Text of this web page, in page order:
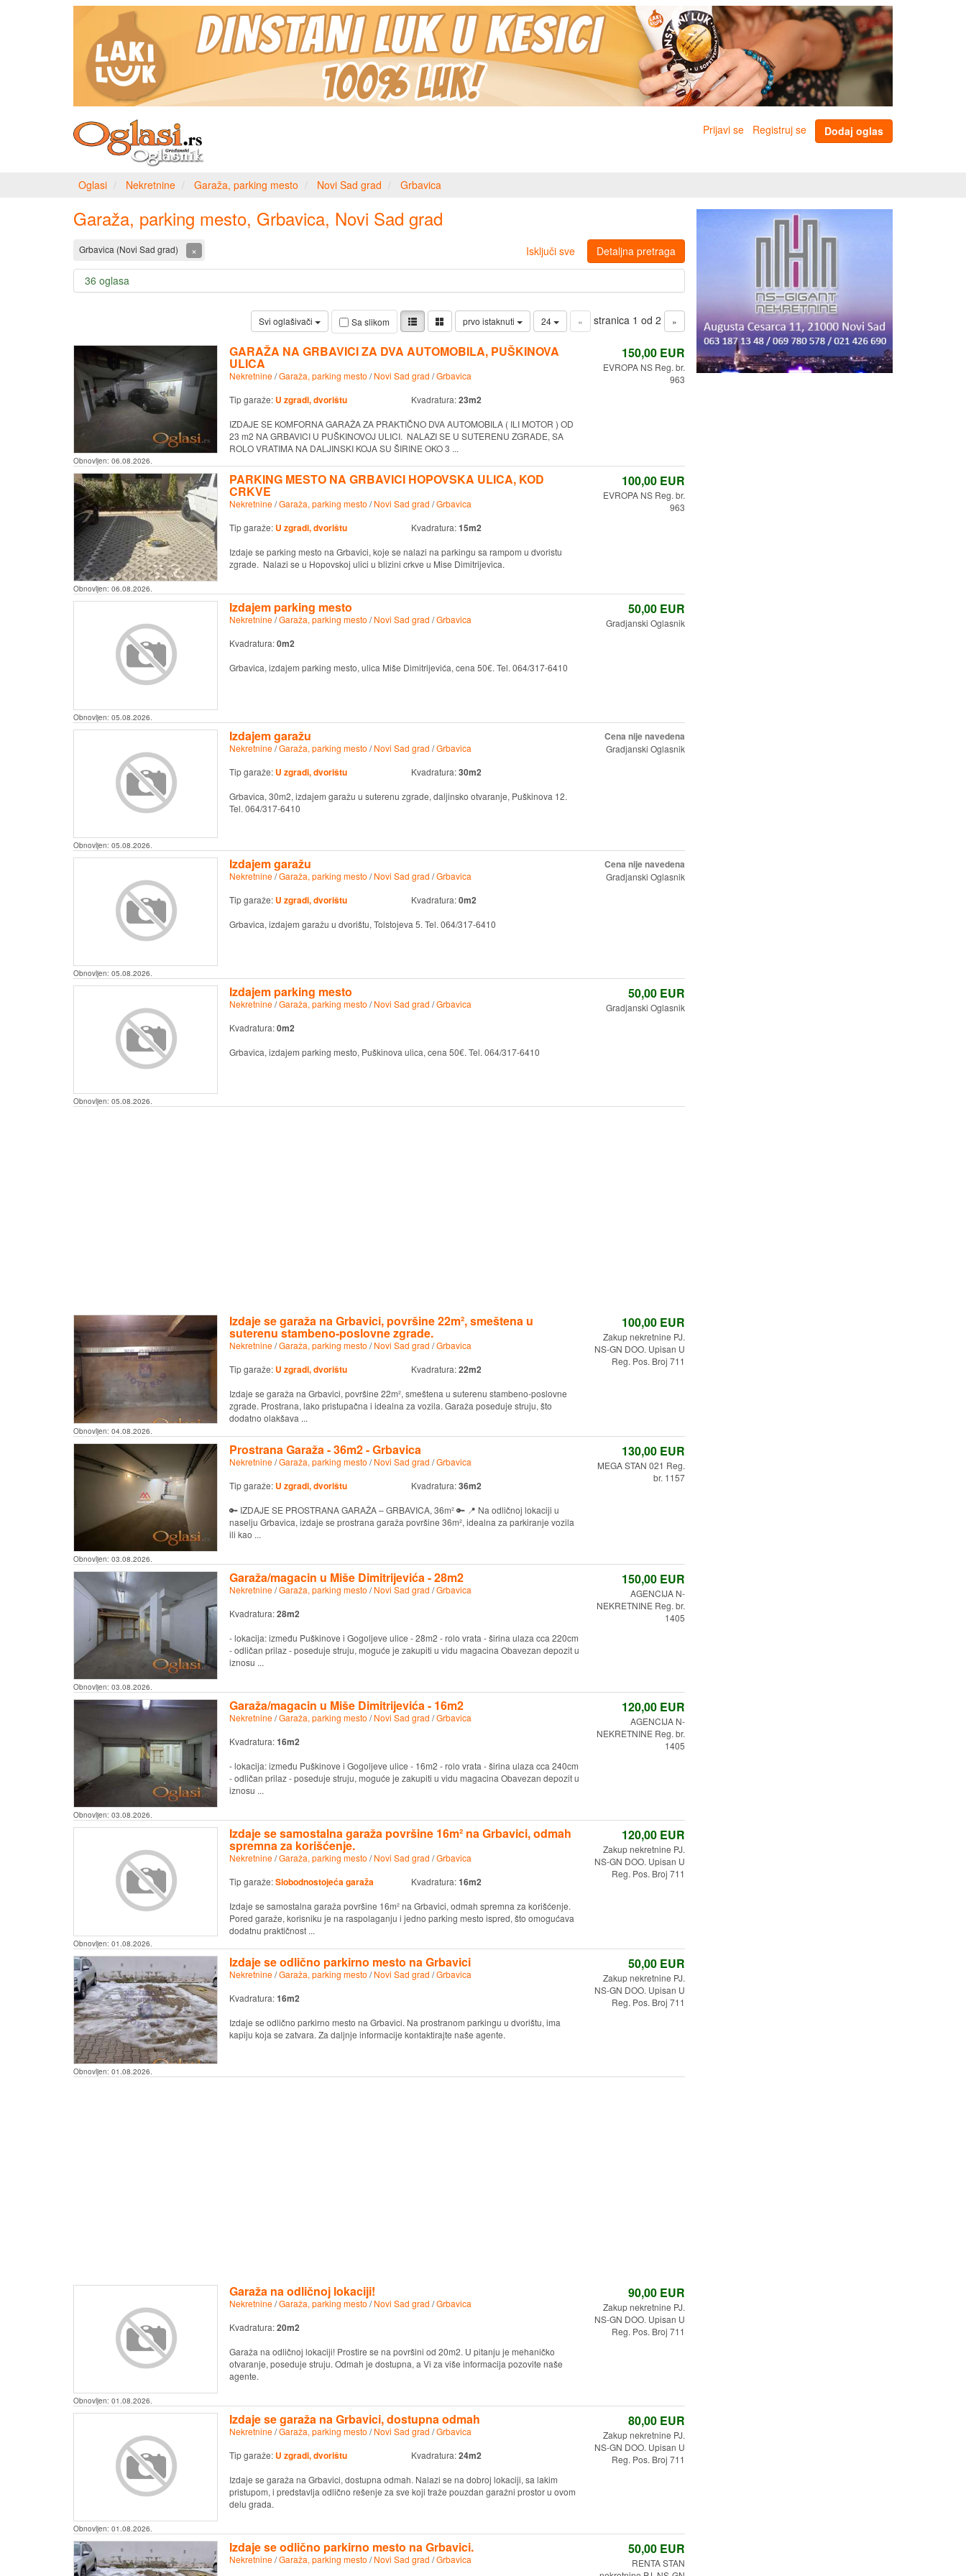
Prijavi se Registruj se Dodaj oglas
Oglasi Nekretnine Garaža, parking mesto Novi Sad grad Grbavica
Garaža, parking mesto, Grbavica, Novi Sad grad
Grbavica (Novi Sad grad) × Isključi sve Detaljna pretraga
36 oglasa
Svi oglašivači Sa slikom prvo istaknuti 24 « stranica 1 od 2 »
Obnovljen: 06.08.2026.
GARAŽA NA GRBAVICI ZA DVA AUTOMOBILA, PUŠKINOVA
ULICA
Nekretnine/Garaža, parking mesto /Novi Sad grad /Grbavica
Tip garaže: U zgradi, dvorištu Kvadratura:23m2
IZDAJE SE KOMFORNA GARAŽA ZA PRAKTIČNO DVA AUTOMOBILA ( ILI MOTOR ) OD
23 m2 NA GRBAVICI U PUŠKINOVOJ ULICI. NALAZI SE U SUTERENU ZGRADE, SA
ROLO VRATIMA NA DALJINSKI KOJA SU ŠIRINE OKO 3 ...
150,00EUR
EVROPA NS Reg. br.
963
Obnovljen: 06.08.2026.
PARKING MESTO NA GRBAVICI HOPOVSKA ULICA, KOD
CRKVE
Nekretnine/Garaža, parking mesto /Novi Sad grad /Grbavica
Tip garaže: U zgradi, dvorištu Kvadratura:15m2
Izdaje se parking mesto na Grbavici, koje se nalazi na parkingu sa rampom u dvoristu
zgrade. Nalazi se u Hopovskoj ulici u blizini crkve u Mise Dimitrijevica.
100,00EUR
EVROPA NS Reg. br.
963
Obnovljen: 05.08.2026.
Izdajem parking mesto
Nekretnine/Garaža, parking mesto /Novi Sad grad /Grbavica
Kvadratura:0m2
Grbavica, izdajem parking mesto, ulica Miše Dimitrijevića, cena 50€. Tel. 064/317-6410
50,00EUR
Gradjanski Oglasnik
Obnovljen: 05.08.2026.
Izdajem garažu
Nekretnine/Garaža, parking mesto /Novi Sad grad /Grbavica
Tip garaže: U zgradi, dvorištu Kvadratura:30m2
Grbavica, 30m2, izdajem garažu u suterenu zgrade, daljinsko otvaranje, Puškinova 12.
Tel. 064/317-6410
Cena nije navedena
Gradjanski Oglasnik
Obnovljen: 05.08.2026.
Izdajem garažu
Nekretnine/Garaža, parking mesto /Novi Sad grad /Grbavica
Tip garaže: U zgradi, dvorištu Kvadratura:0m2
Grbavica, izdajem garažu u dvorištu, Tolstojeva 5. Tel. 064/317-6410
Cena nije navedena
Gradjanski Oglasnik
Obnovljen: 05.08.2026.
Izdajem parking mesto
Nekretnine/Garaža, parking mesto /Novi Sad grad /Grbavica
Kvadratura:0m2
Grbavica, izdajem parking mesto, Puškinova ulica, cena 50€. Tel. 064/317-6410
50,00EUR
Gradjanski Oglasnik
Obnovljen: 04.08.2026.
Izdaje se garaža na Grbavici, površine 22m², smeštena u
suterenu stambeno-poslovne zgrade.
Nekretnine/Garaža, parking mesto /Novi Sad grad /Grbavica
Tip garaže: U zgradi, dvorištu Kvadratura:22m2
Izdaje se garaža na Grbavici, površine 22m², smeštena u suterenu stambeno-poslovne
zgrade. Prostrana, lako pristupačna i idealna za vozila. Garaža poseduje struju, što
dodatno olakšava ...
100,00EUR
Zakup nekretnine PJ.
NS-GN DOO. Upisan U
Reg. Pos. Broj 711
Obnovljen: 03.08.2026.
Prostrana Garaža - 36m2 - Grbavica
Nekretnine/Garaža, parking mesto /Novi Sad grad /Grbavica
Tip garaže: U zgradi, dvorištu Kvadratura:36m2
🔑 IZDAJE SE PROSTRANA GARAŽA – GRBAVICA, 36m² 🔑 📍 Na odličnoj lokaciji u
naselju Grbavica, izdaje se prostrana garaža površine 36m², idealna za parkiranje vozila
ili kao ...
130,00EUR
MEGA STAN 021 Reg.
br. 1157
Obnovljen: 03.08.2026.
Garaža/magacin u Miše Dimitrijevića - 28m2
Nekretnine/Garaža, parking mesto /Novi Sad grad /Grbavica
Kvadratura:28m2
- lokacija: između Puškinove i Gogoljeve ulice - 28m2 - rolo vrata - širina ulaza cca 220cm
- odličan prilaz - poseduje struju, moguće je zakupiti u vidu magacina Obavezan depozit u
iznosu ...
150,00EUR
AGENCIJA N-
NEKRETNINE Reg. br.
1405
Obnovljen: 03.08.2026.
Garaža/magacin u Miše Dimitrijevića - 16m2
Nekretnine/Garaža, parking mesto /Novi Sad grad /Grbavica
Kvadratura:16m2
- lokacija: između Puškinove i Gogoljeve ulice - 16m2 - rolo vrata - širina ulaza cca 240cm
- odličan prilaz - poseduje struju, moguće je zakupiti u vidu magacina Obavezan depozit u
iznosu ...
120,00EUR
AGENCIJA N-
NEKRETNINE Reg. br.
1405
Obnovljen: 01.08.2026.
Izdaje se samostalna garaža površine 16m² na Grbavici, odmah
spremna za korišćenje.
Nekretnine/Garaža, parking mesto /Novi Sad grad /Grbavica
Tip garaže:Slobodnostojeća garaža Kvadratura:16m2
Izdaje se samostalna garaža površine 16m² na Grbavici, odmah spremna za korišćenje.
Pored garaže, korisniku je na raspolaganju i jedno parking mesto ispred, što omogućava
dodatnu praktičnost ...
120,00EUR
Zakup nekretnine PJ.
NS-GN DOO. Upisan U
Reg. Pos. Broj 711
Obnovljen: 01.08.2026.
Izdaje se odlično parkirno mesto na Grbavici
Nekretnine/Garaža, parking mesto /Novi Sad grad /Grbavica
Kvadratura:16m2
Izdaje se odlično parkirno mesto na Grbavici. Na prostranom parkingu u dvorištu, ima
kapiju koja se zatvara. Za daljnje informacije kontaktirajte naše agente.
50,00EUR
Zakup nekretnine PJ.
NS-GN DOO. Upisan U
Reg. Pos. Broj 711
Obnovljen: 01.08.2026.
Garaža na odličnoj lokaciji!
Nekretnine/Garaža, parking mesto /Novi Sad grad /Grbavica
Kvadratura:20m2
Garaža na odličnoj lokaciji! Prostire se na površini od 20m2. U pitanju je mehaničko
otvaranje, poseduje struju. Odmah je dostupna, a Vi za više informacija pozovite naše
agente.
90,00EUR
Zakup nekretnine PJ.
NS-GN DOO. Upisan U
Reg. Pos. Broj 711
Obnovljen: 01.08.2026.
Izdaje se garaža na Grbavici, dostupna odmah
Nekretnine/Garaža, parking mesto /Novi Sad grad /Grbavica
Tip garaže: U zgradi, dvorištu Kvadratura:24m2
Izdaje se garaža na Grbavici, dostupna odmah. Nalazi se na dobroj lokaciji, sa lakim
pristupom, i predstavlja odlično rešenje za sve koji traže pouzdan garažni prostor u ovom
delu grada.
80,00EUR
Zakup nekretnine PJ.
NS-GN DOO. Upisan U
Reg. Pos. Broj 711
Izdaje se odlično parkirno mesto na Grbavici.
Nekretnine/Garaža, parking mesto /Novi Sad grad /Grbavica
50,00EUR
RENTA STAN